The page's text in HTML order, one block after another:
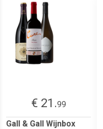
€ 21.99
Gall & Gall Wijnbox